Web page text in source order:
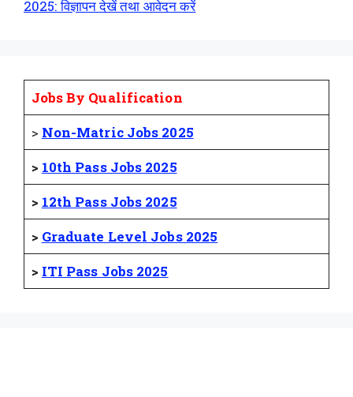
2025: विज्ञापन देखें तथा आवेदन करें
Jobs By Qualification
> Non-Matric Jobs 2025
> 10th Pass Jobs 2025
> 12th Pass Jobs 2025
> Graduate Level Jobs 2025
> ITI Pass Jobs 2025